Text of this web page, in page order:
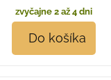
zvyčajne 2 až 4 dni
Do košíka